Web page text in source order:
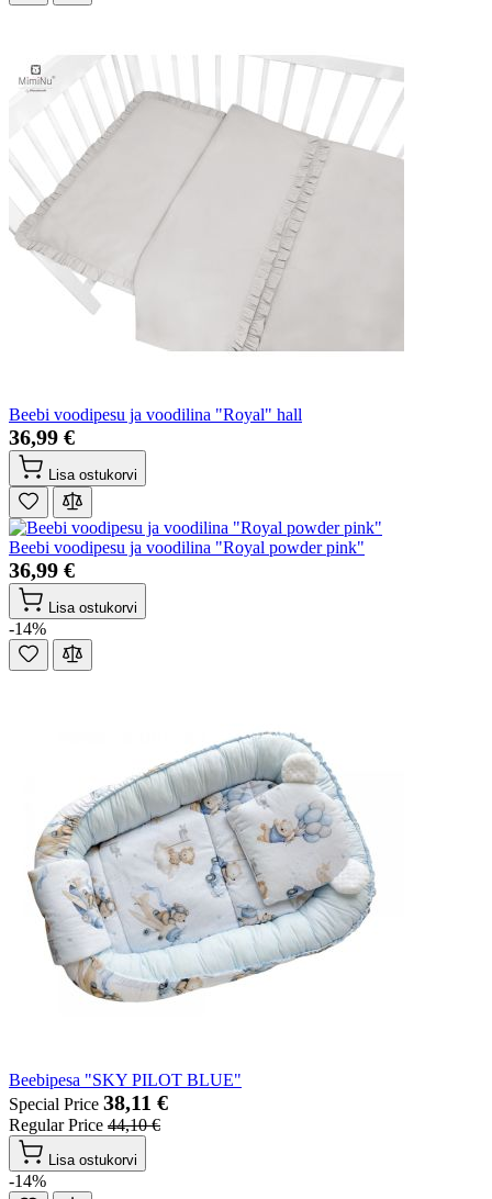
Beebi voodipesu ja voodilina "Royal" hall
36,99 €
Lisa ostukorvi
Beebi voodipesu ja voodilina "Royal powder pink"
36,99 €
Lisa ostukorvi
-14%
Beebipesa "SKY PILOT BLUE"
Special Price 38,11 €
Regular Price 44,10 €
Lisa ostukorvi
-14%